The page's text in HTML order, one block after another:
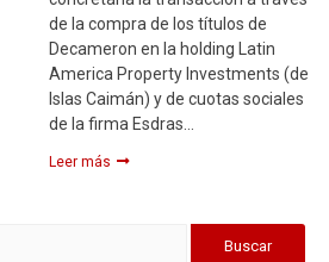
de la compra de los títulos de
Decameron en la holding Latin
America Property Investments (de
Islas Caimán) y de cuotas sociales
de la firma Esdras…
Leer más